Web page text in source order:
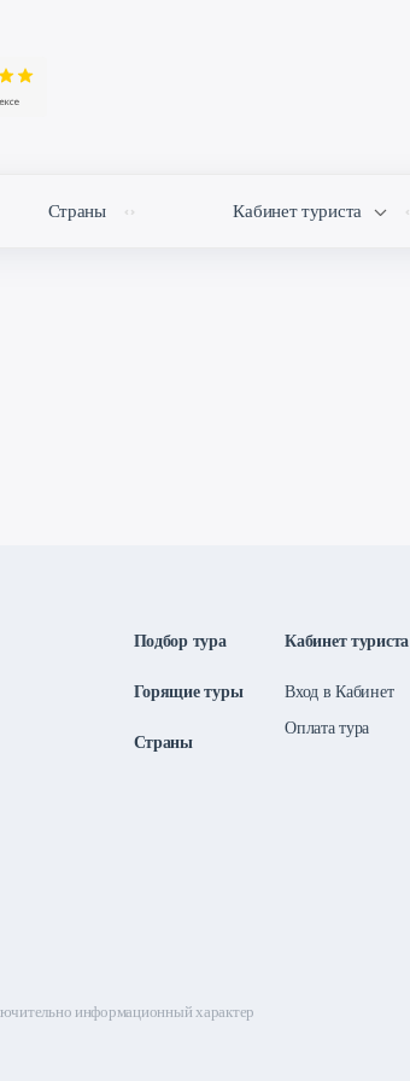
Страны Кабинет туриста
Подбор тура
Горящие туры
Страны
Кабинет туриста
Вход в Кабинет
Оплата тура
информационный характер